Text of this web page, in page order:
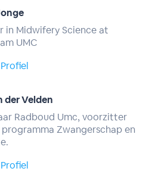
in Midwifery Science at
UMC
der Velden
Radboud Umc, voorzitter
programma Zwangerschap en